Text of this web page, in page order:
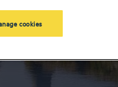
cookies